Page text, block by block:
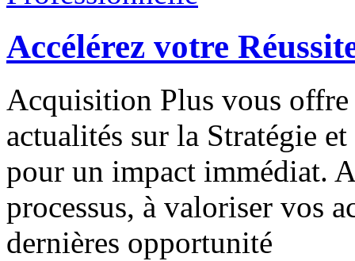
Accélérez votre
Acquisition Plus vous
actualités sur la Stratégie
pour un impact immédiat.
processus, à valoriser vos
dernières opportunité